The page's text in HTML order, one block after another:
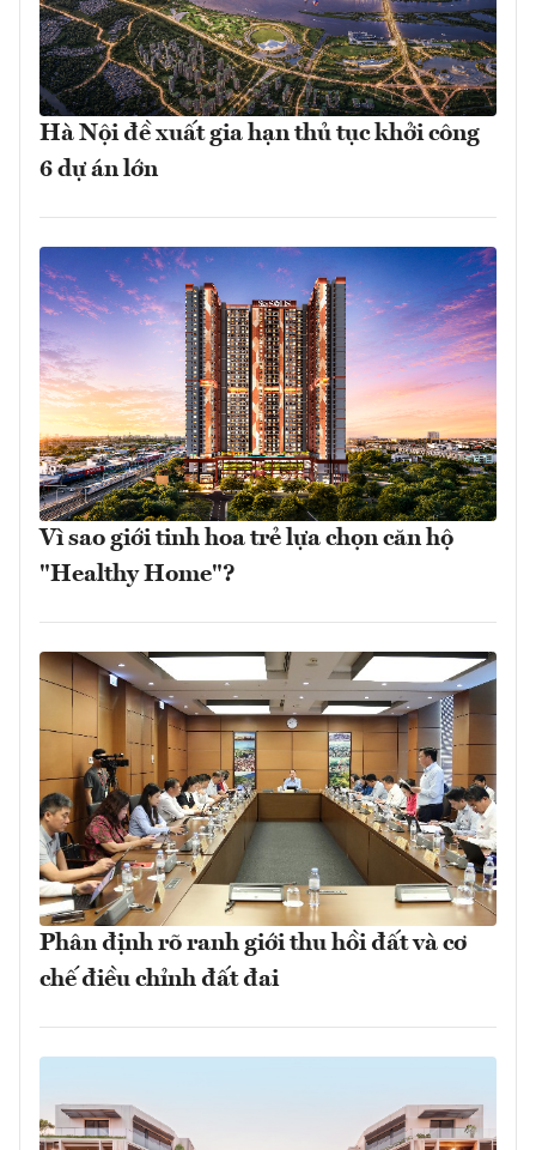
Hà Nội đề xuất gia hạn thủ tục khởi công
6 dự án lớn
Vì sao giới tinh hoa trẻ lựa chọn căn hộ
"Healthy Home"?
Phân định rõ ranh giới thu hồi đất và cơ
chế điều chỉnh đất đai